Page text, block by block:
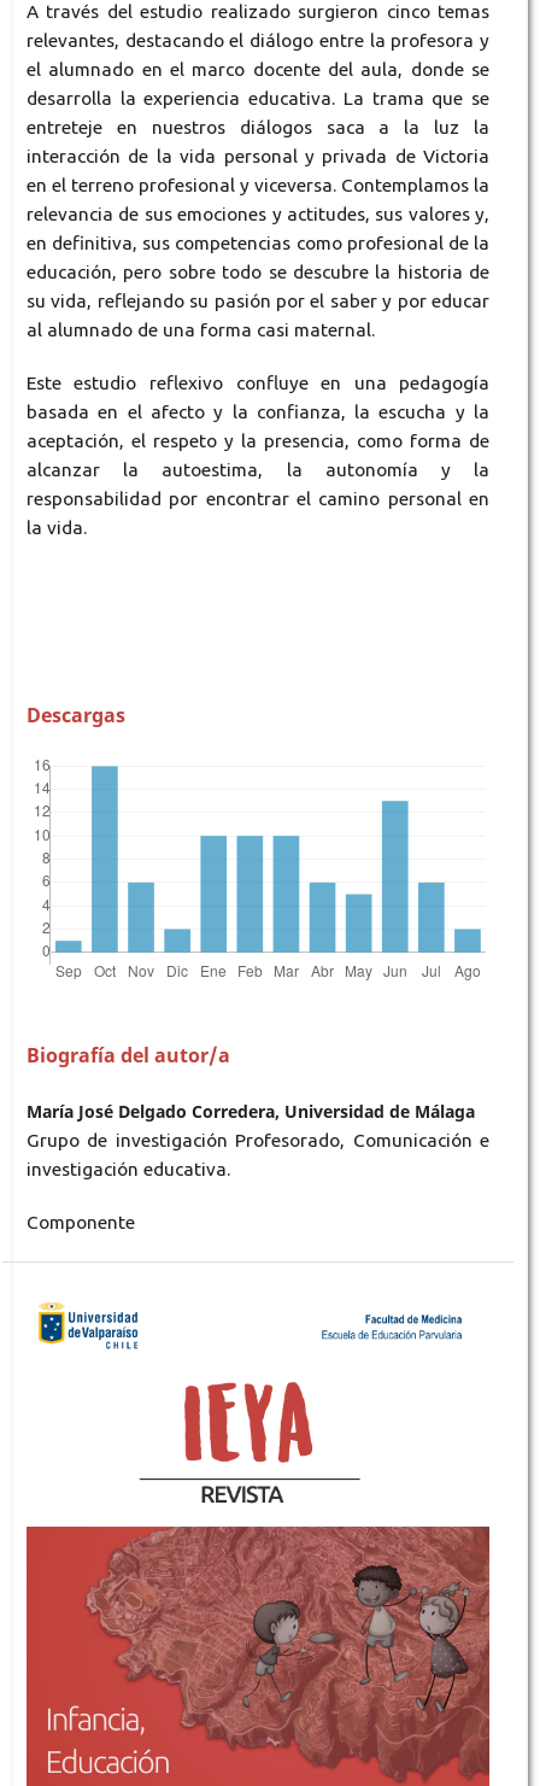
A través del estudio realizado surgieron cinco temas
relevantes, destacando el diálogo entre la profesora y
el alumnado en el marco docente del aula, donde se
desarrolla la experiencia educativa. La trama que se
entreteje en nuestros diálogos saca a la luz la
interacción de la vida personal y privada de Victoria
en el terreno profesional y viceversa. Contemplamos la
relevancia de sus emociones y actitudes, sus valores y,
en definitiva, sus competencias como profesional de la
educación, pero sobre todo se descubre la historia de
su vida, reflejando su pasión por el saber y por educar
al alumnado de una forma casi maternal.
Este estudio reflexivo confluye en una pedagogía
basada en el afecto y la confianza, la escucha y la
aceptación, el respeto y la presencia, como forma de
alcanzar la autoestima, la autonomía y la
responsabilidad por encontrar el camino personal en
la vida.
Descargas
Biografía del autor/a
María José Delgado Corredera, Universidad de Málaga
Grupo de investigación Profesorado, Comunicación e
investigación educativa.
Componente